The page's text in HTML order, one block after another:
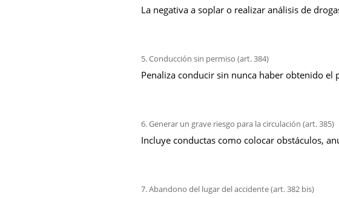
La negativa a soplar o realizar análisis de
Conducción sin permiso (art. 384)
Penaliza conducir sin nunca haber obtenido
Generar un grave riesgo para la circulación (art. 385)
Incluye conductas como colocar obstáculos,
Abandono del lugar del accidente (art. 382 bis)